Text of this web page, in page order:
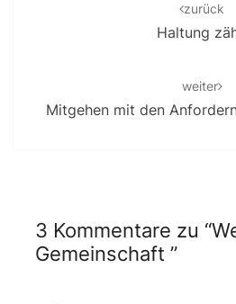
zurück
Haltung
weiter
Mitgehen mit den
3 Kommentare zu “
Gemeinschaft ”